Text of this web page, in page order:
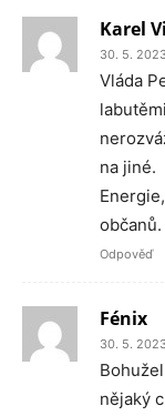
Karel
30. 5.
Vláda
na jiné.
občanů.
Odpověď
Fénix
30. 5.
nějaký